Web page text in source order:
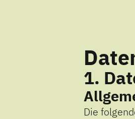
1.
Die